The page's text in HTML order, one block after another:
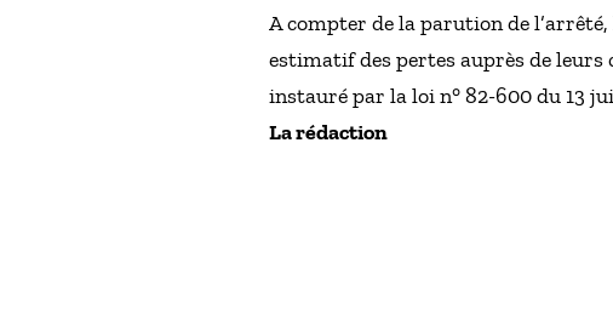
A compter de la parution de
estimatif des pertes auprès de leurs
instauré par la loi n° 82-600 du 13
La rédaction